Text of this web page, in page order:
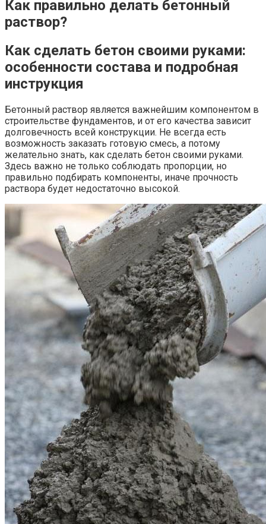
Как правильно делать бетонный
раствор?
Как сделать бетон своими руками:
особенности состава и подробная
инструкция
Бетонный раствор является важнейшим компонентом в
строительстве фундаментов, и от его качества зависит
долговечность всей конструкции. Не всегда есть
возможность заказать готовую смесь, а потому
желательно знать, как сделать бетон своими руками.
Здесь важно не только соблюдать пропорции, но
правильно подбирать компоненты, иначе прочность
раствора будет недостаточно высокой.